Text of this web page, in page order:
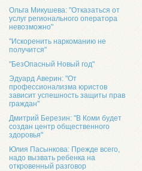
Ольга Микушева: "Отказаться от
услуг регионального оператора
невозможно"
"Искоренить наркоманию не
получится"
"БезОпасный Новый год"
Эдуард Аверин: "От
профессионализма юристов
зависит успешность защиты прав
граждан"
Дмитрий Березин: "В Коми будет
создан центр общественного
здоровья"
Юлия Пасынкова: Прежде всего,
надо вызвать ребенка на
откровенный разговор